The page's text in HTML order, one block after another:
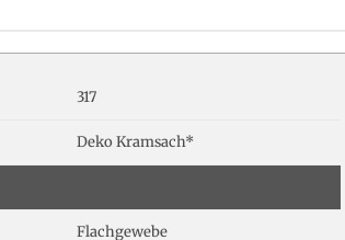
317
Deko Kramsach*
Flachgewebe